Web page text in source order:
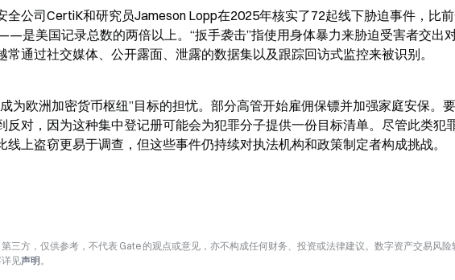
全公司CertiK和研究员Jameson Lopp在2025年核实了72起线下胁迫事件，比
是美国记录总数的两倍以上。“扳手袭击”指使用身体暴力来胁迫受害者交出
常通过社交媒体、公开露面、泄露的数据集以及跟踪回访式监控来被识别。
为欧洲加密货币枢纽”目标的担忧。部分高管开始雇佣保镖并加强家庭安保。
反对，因为这种集中登记册可能会为犯罪分子提供一份目标清单。尽管此类犯
线上盗窃更易于调查，但这些事件仍持续对执法机构和政策制定者构成挑战。
三方，仅供参考，不代表 Gate 的观点或意见，亦不构成任何财务、投资或法律建议。数字资产交易风险
见声明。